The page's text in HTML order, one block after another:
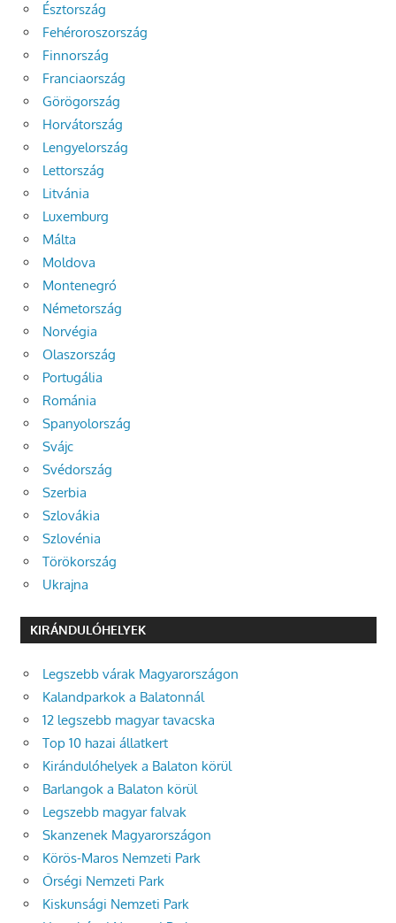
Észtország
Fehéroroszország
Finnország
Franciaország
Görögország
Horvátország
Lengyelország
Lettország
Litvánia
Luxemburg
Málta
Moldova
Montenegró
Németország
Norvégia
Olaszország
Portugália
Románia
Spanyolország
Svájc
Svédország
Szerbia
Szlovákia
Szlovénia
Törökország
Ukrajna
KIRÁNDULÓHELYEK
Legszebb várak Magyarországon
Kalandparkok a Balatonnál
12 legszebb magyar tavacska
Top 10 hazai állatkert
Kirándulóhelyek a Balaton körül
Barlangok a Balaton körül
Legszebb magyar falvak
Skanzenek Magyarországon
Körös-Maros Nemzeti Park
Őrségi Nemzeti Park
Kiskunsági Nemzeti Park